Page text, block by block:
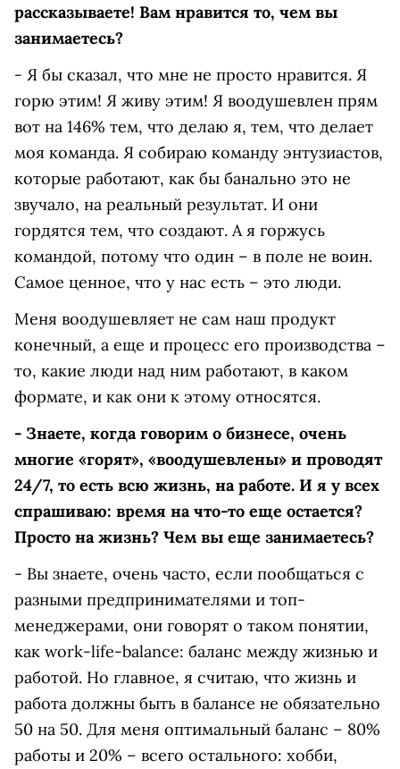
рассказываете! Вам нравится то, чем вы
занимаетесь?
- Я бы сказал, что мне не просто нравится. Я
горю этим! Я живу этим! Я воодушевлен прям
вот на 146% тем, что делаю я, тем, что делает
моя команда. Я собираю команду энтузиастов,
которые работают, как бы банально это не
звучало, на реальный результат. И они
гордятся тем, что создают. А я горжусь
командой, потому что один – в поле не воин.
Самое ценное, что у нас есть – это люди.
Меня воодушевляет не сам наш продукт
конечный, а еще и процесс его производства –
то, какие люди над ним работают, в каком
формате, и как они к этому относятся.
- Знаете, когда говорим о бизнесе, очень
многие «горят», «воодушевлены» и проводят
24/7, то есть всю жизнь, на работе. И я у всех
спрашиваю: время на что-то еще остается?
Просто на жизнь? Чем вы еще занимаетесь?
- Вы знаете, очень часто, если пообщаться с
разными предпринимателями и топ-
менеджерами, они говорят о таком понятии,
как work-life-balance: баланс между жизнью и
работой. Но главное, я считаю, что жизнь и
работа должны быть в балансе не обязательно
50 на 50. Для меня оптимальный баланс – 80%
работы и 20% – всего остального: хобби,